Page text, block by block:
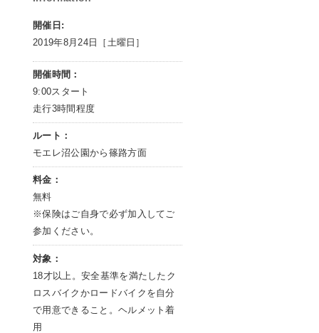
開催日:
2019年8月24日［土曜日］
開催時間：
9:00スタート
走行3時間程度
ルート：
モエレ沼公園から篠路方面
料金：
無料
※保険はご自身で必ず加入してご
参加ください。
対象：
18才以上。安全基準を満たしたク
ロスバイクかロードバイクを自分
で用意できること。ヘルメット着
用